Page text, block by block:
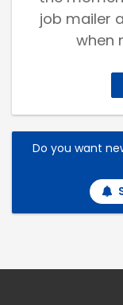
job mailer
when
Do you want